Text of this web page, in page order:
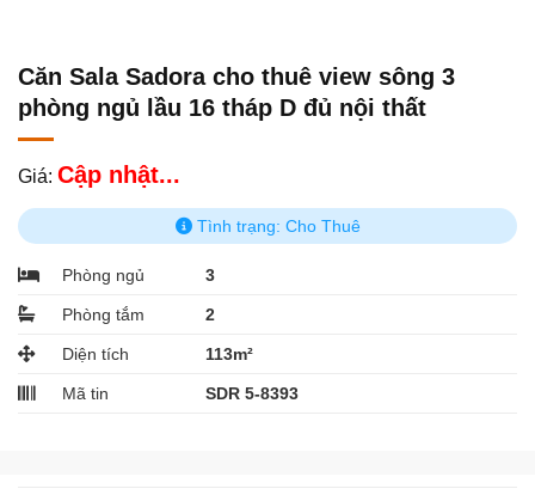
Căn Sala Sadora cho thuê view sông 3
phòng ngủ lầu 16 tháp D đủ nội thất
Giá: Cập nhật...
Tình trạng: Cho Thuê
Phòng ngủ 3
Phòng tắm 2
Diện tích 113m²
Mã tin SDR 5-8393